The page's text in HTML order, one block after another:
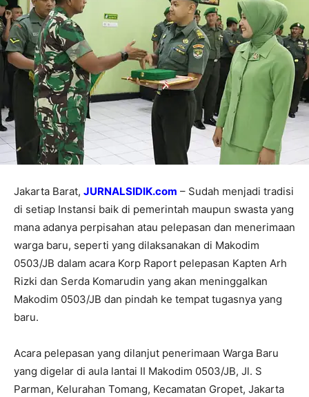
Jakarta Barat, JURNALSIDIK.com – Sudah menjadi tradisi
di setiap Instansi baik di pemerintah maupun swasta yang
mana adanya perpisahan atau pelepasan dan menerimaan
warga baru, seperti yang dilaksanakan di Makodim
0503/JB dalam acara Korp Raport pelepasan Kapten Arh
Rizki dan Serda Komarudin yang akan meninggalkan
Makodim 0503/JB dan pindah ke tempat tugasnya yang
baru.
Acara pelepasan yang dilanjut penerimaan Warga Baru
yang digelar di aula lantai II Makodim 0503/JB, Jl. S
Parman, Kelurahan Tomang, Kecamatan Gropet, Jakarta